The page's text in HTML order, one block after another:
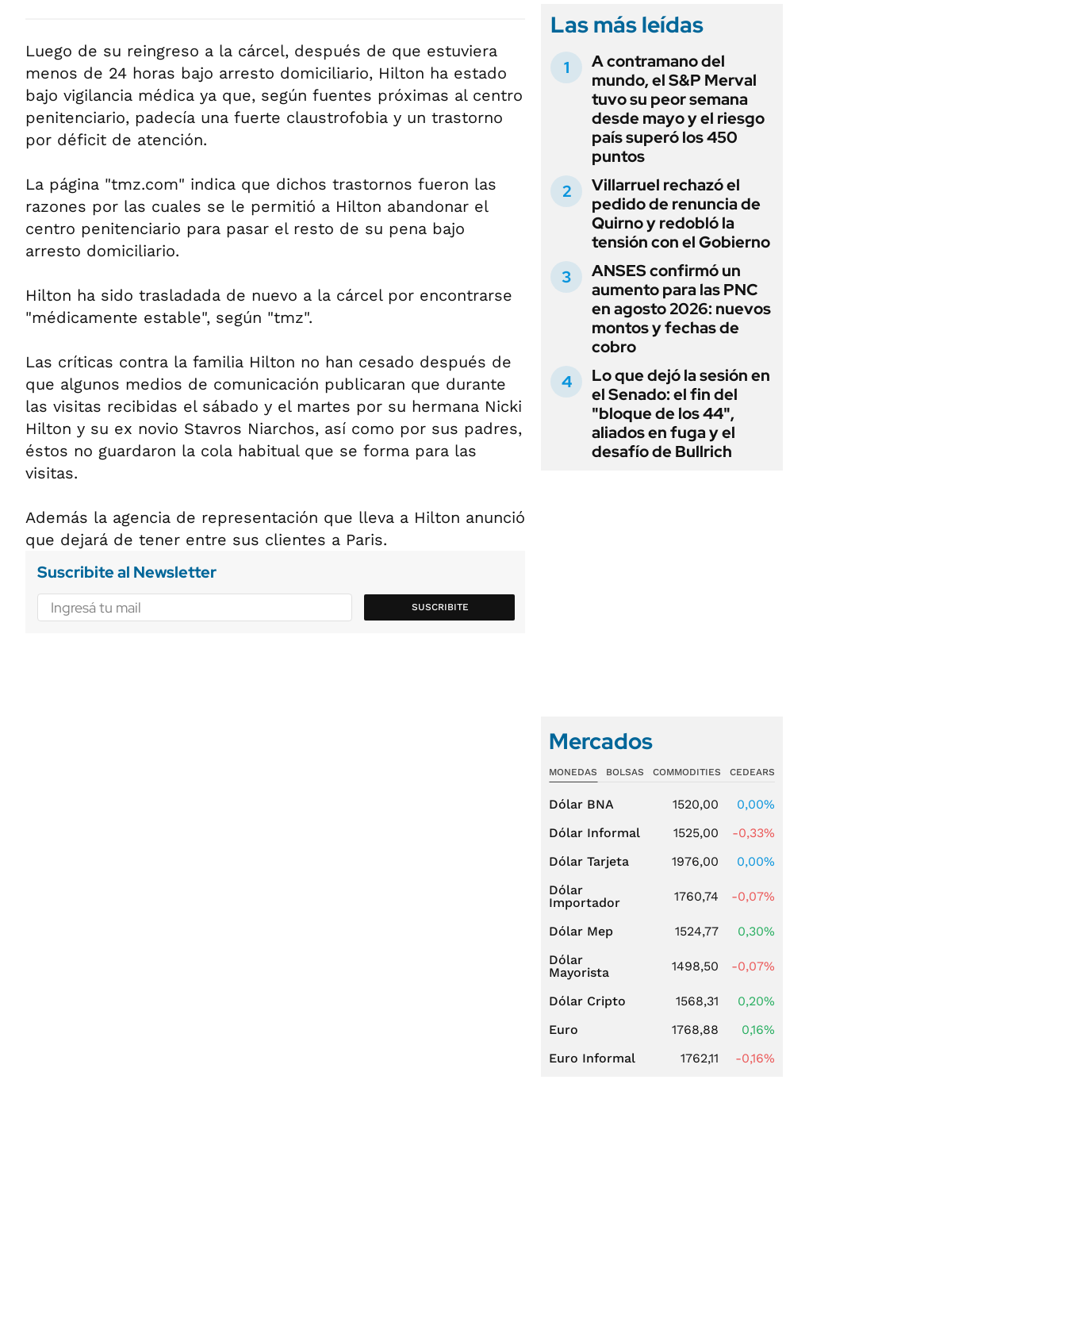
Luego de su reingreso a la cárcel, después de que estuviera
menos de 24 horas bajo arresto domiciliario, Hilton ha estado
bajo vigilancia médica ya que, según fuentes próximas al centro
penitenciario, padecía una fuerte claustrofobia y un trastorno
por déficit de atención.
La página "tmz.com" indica que dichos trastornos fueron las
razones por las cuales se le permitió a Hilton abandonar el
centro penitenciario para pasar el resto de su pena bajo
arresto domiciliario.
Hilton ha sido trasladada de nuevo a la cárcel por encontrarse
"médicamente estable", según "tmz".
Las críticas contra la familia Hilton no han cesado después de
que algunos medios de comunicación publicaran que durante
las visitas recibidas el sábado y el martes por su hermana Nicki
Hilton y su ex novio Stavros Niarchos, así como por sus padres,
éstos no guardaron la cola habitual que se forma para las
visitas.
Además la agencia de representación que lleva a Hilton anunció
que dejará de tener entre sus clientes a Paris.
Suscribite al Newsletter
SUSCRIBITE
Las más leídas
A contramano del
mundo, el S&P Merval
tuvo su peor semana
desde mayo y el riesgo
país superó los 450
puntos
Villarruel rechazó el
pedido de renuncia de
Quirno y redobló la
tensión con el Gobierno
ANSES confirmó un
aumento para las PNC
en agosto 2026: nuevos
montos y fechas de
cobro
Lo que dejó la sesión en
el Senado: el fin del
"bloque de los 44",
aliados en fuga y el
desafío de Bullrich
Mercados
MONEDAS BOLSAS COMMODITIES CEDEARS
Dólar BNA 1520,00
0,00%
Dólar Informal
1525,00
-0,33%
Dólar Tarjeta
1976,00
0,00%
Dólar
Importador
1760,74 -0,07%
Dólar Mep 1524,77
0,30%
Dólar
Mayorista
1498,50 -0,07%
Dólar Cripto 1568,31
0,20%
Euro
1768,88
0,16%
Euro Informal
1762,11 -0,16%